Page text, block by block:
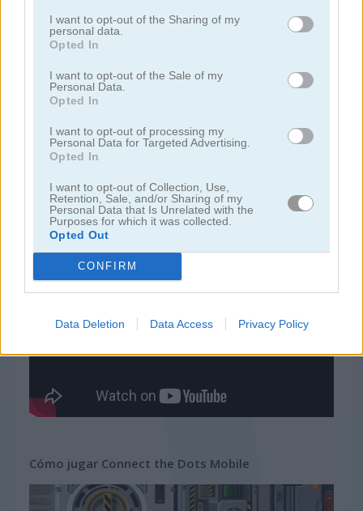
I want to opt-out of the Sharing of my
personal data.
Opted In
I want to opt-out of the Sale of my
Personal Data.
Opted In
I want to opt-out of processing my
Personal Data for Targeted Advertising.
Opted In
I want to opt-out of Collection, Use,
Retention, Sale, and/or Sharing of my
Personal Data that Is Unrelated with the
Purposes for which it was collected.
Opted Out
CONFIRM
Data Deletion Data Access Privacy Policy
juegos de bloques
juegos de frutas
juegos de rompecabezas
juegos de combinar
juegos gratis juegos puzzle connect the dots mobile
Video del juego
Cómo jugar Connect the Dots Mobile